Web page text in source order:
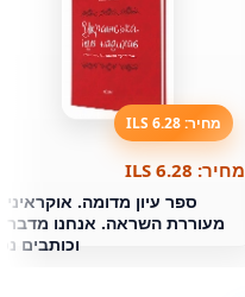
מחיר: 6.28 ILS
מחיר: 6.28 ILS
ספר עיון מדומה.
מעוררת השראה. אנחנו
וכותבים